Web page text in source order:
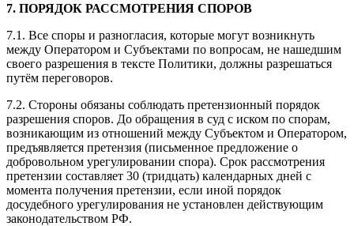
7. ПОРЯДОК РАССМОТРЕНИЯ СПОРОВ
7.1. Все споры и разногласия, которые могут возникнуть
между Оператором и Субъектами по вопросам, не нашедшим
своего разрешения в тексте Политики, должны разрешаться
путём переговоров.
7.2. Стороны обязаны соблюдать претензионный порядок
разрешения споров. До обращения в суд с иском по спорам,
возникающим из отношений между Субъектом и Оператором,
предъявляется претензия (письменное предложение о
добровольном урегулировании спора). Срок рассмотрения
претензии составляет 30 (тридцать) календарных дней с
момента получения претензии, если иной порядок
досудебного урегулирования не установлен действующим
законодательством РФ.